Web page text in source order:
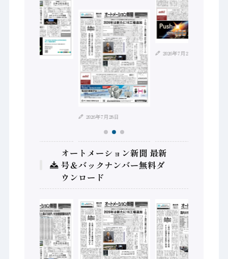
2026年7月28日
2026年7月21日
オートメーション新聞 最新
号＆バックナンバー無料ダ
ウンロード